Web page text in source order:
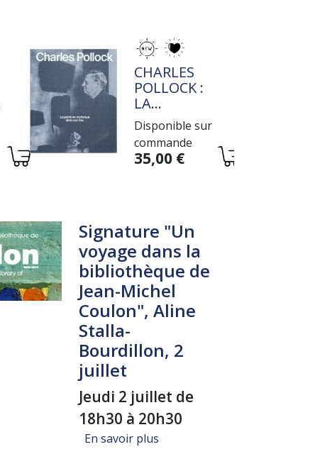
TITRE
CHARLES
POLLOCK :
LA
PEINTURE
CONTENUE
DANS SON
LIEU
Disponible sur
commande
Variations
35,00 €
Signature "Un
voyage dans la
bibliothèque de
Jean-Michel
Coulon", Aline
Stalla-
Bourdillon, 2
juillet
Jeudi 2 juillet de
18h30 à 20h30
En savoir plussur Signature "Un voyage